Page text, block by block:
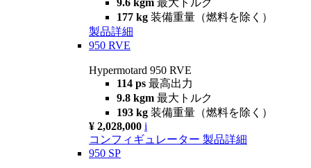
9.6 kgm 最大トルク
177 kg 装備重量（燃料を除く）
製品詳細
950 RVE
Hypermotard 950 RVE
114 ps 最高出力
9.8 kgm 最大トルク
193 kg 装備重量（燃料を除く）
¥ 2,028,000 i
コンフィギュレーター 製品詳細
950 SP